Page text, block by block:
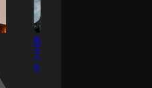
Владимир
Ташлыков
Актёр